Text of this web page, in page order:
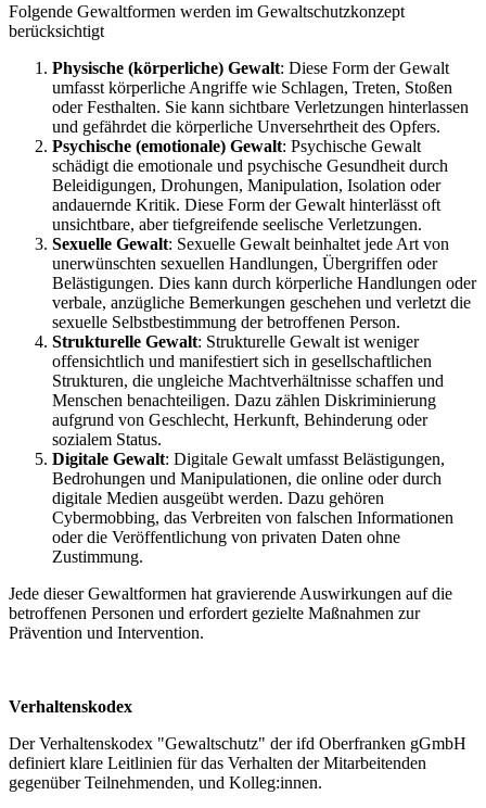
Folgende Gewaltformen werden im Gewaltschutzkonzept
berücksichtigt
Physische (körperliche) Gewalt: Diese Form der Gewalt
umfasst körperliche Angriffe wie Schlagen, Treten, Stoßen
oder Festhalten. Sie kann sichtbare Verletzungen hinterlassen
und gefährdet die körperliche Unversehrtheit des Opfers.
Psychische (emotionale) Gewalt: Psychische Gewalt
schädigt die emotionale und psychische Gesundheit durch
Beleidigungen, Drohungen, Manipulation, Isolation oder
andauernde Kritik. Diese Form der Gewalt hinterlässt oft
unsichtbare, aber tiefgreifende seelische Verletzungen.
Sexuelle Gewalt: Sexuelle Gewalt beinhaltet jede Art von
unerwünschten sexuellen Handlungen, Übergriffen oder
Belästigungen. Dies kann durch körperliche Handlungen oder
verbale, anzügliche Bemerkungen geschehen und verletzt die
sexuelle Selbstbestimmung der betroffenen Person.
Strukturelle Gewalt: Strukturelle Gewalt ist weniger
offensichtlich und manifestiert sich in gesellschaftlichen
Strukturen, die ungleiche Machtverhältnisse schaffen und
Menschen benachteiligen. Dazu zählen Diskriminierung
aufgrund von Geschlecht, Herkunft, Behinderung oder
sozialem Status.
Digitale Gewalt: Digitale Gewalt umfasst Belästigungen,
Bedrohungen und Manipulationen, die online oder durch
digitale Medien ausgeübt werden. Dazu gehören
Cybermobbing, das Verbreiten von falschen Informationen
oder die Veröffentlichung von privaten Daten ohne
Zustimmung.
Jede dieser Gewaltformen hat gravierende Auswirkungen auf die
betroffenen Personen und erfordert gezielte Maßnahmen zur
Prävention und Intervention.
Verhaltenskodex
Der Verhaltenskodex "Gewaltschutz" der ifd Oberfranken gGmbH
definiert klare Leitlinien für das Verhalten der Mitarbeitenden
gegenüber Teilnehmenden, und Kolleg:innen.